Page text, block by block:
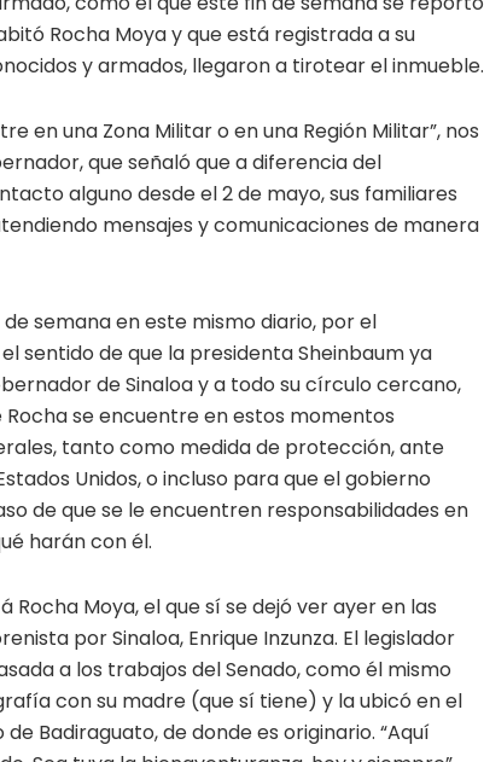
Rocha Moya y que está registrada a su
y armados, llegaron a tirotear el inmueble.
en una Zona Militar o en una Región Militar”, nos
que señaló que a diferencia del
alguno desde el 2 de mayo, sus familiares
mensajes y comunicaciones de manera
semana en este mismo diario, por el
sentido de que la presidenta Sheinbaum ya
de Sinaloa y a todo su círculo cercano,
se encuentre en estos momentos
tanto como medida de protección, ante
Unidos, o incluso para que el gobierno
de que se le encuentren responsabilidades en
harán con él.
Rocha Moya, el que sí se dejó ver ayer en las
por Sinaloa, Enrique Inzunza. El legislador
a los trabajos del Senado, como él mismo
con su madre (que sí tiene) y la ubicó en el
Badiraguato, de donde es originario. “Aquí